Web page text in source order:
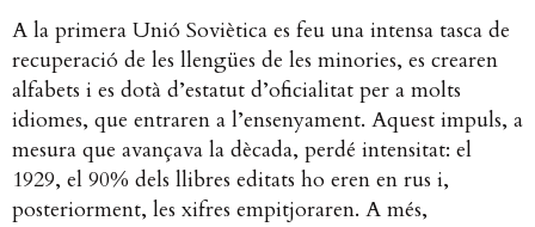
A la primera Unió Soviètica es feu una intensa tasca de
recuperació de les llengües de les minories, es crearen
alfabets i es dotà d’estatut d’oficialitat per a molts
idiomes, que entraren a l’ensenyament. Aquest impuls, a
mesura que avançava la dècada, perdé intensitat: el
1929, el 90% dels llibres editats ho eren en rus i,
posteriorment, les xifres empitjoraren. A més,